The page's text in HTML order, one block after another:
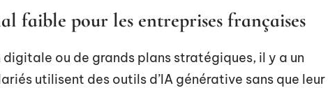
faible pour les entreprises françaises
ou de grands plans stratégiques, il y a un
utilisent des outils d’IA générative sans que leur